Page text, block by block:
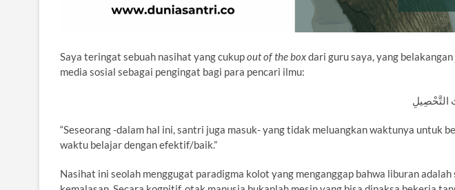
Saya teringat sebuah nasihat yang cukupout of the boxdari guru saya, yang
media sosial sebagai pengingat bagi para pencari ilmu:
“Seseorang -dalam hal ini, santri juga masuk- yang tidak meluangkan waktunya untuk
waktu belajar dengan efektif/baik.”
Nasihat ini seolah menggugat paradigma kolot yang menganggap bahwa liburan adalah